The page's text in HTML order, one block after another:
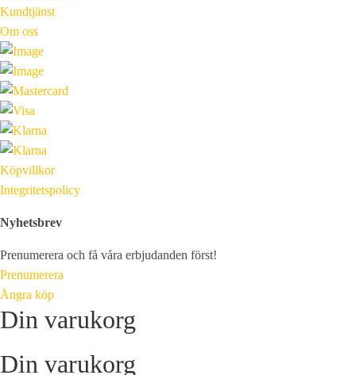
Kundtjänst
Om oss
Köpvillkor
Integritetspolicy
Nyhetsbrev
Prenumerera och få våra erbjudanden först!
Prenumerera
Ångra köp
Din varukorg
Din varukorg